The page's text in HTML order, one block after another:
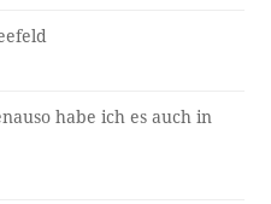
habe ich es auch in